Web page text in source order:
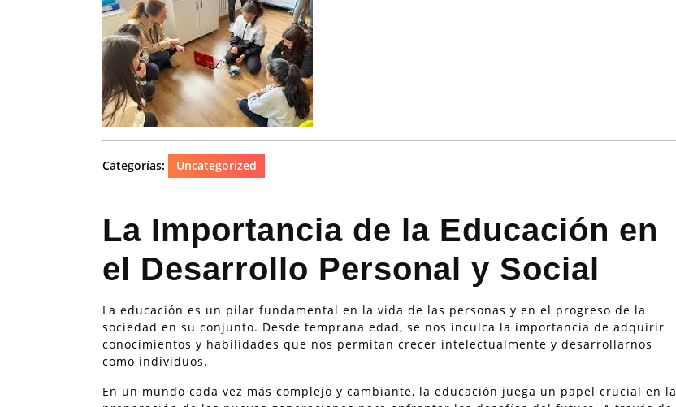
Categorías: Uncategorized
La Importancia de la Educación en
el Desarrollo Personal y Social
La educación es un pilar fundamental en la vida de las personas y en el progreso de la
sociedad en su conjunto. Desde temprana edad, se nos inculca la importancia de adquirir
conocimientos y habilidades que nos permitan crecer intelectualmente y desarrollarnos
como individuos.
En un mundo cada vez más complejo y cambiante, la educación juega un papel crucial en la